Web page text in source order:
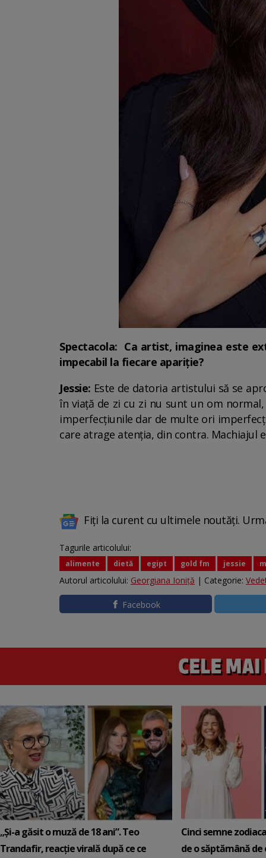
Spectacola: Ca artist, imaginea este
impecabil la fiecare apariție?
Jessie: Este de datoria artistului să se
în viață de zi cu zi nu sunt un om
imperfecțiunile dar de multe ori
care atrage atenția, din contra. Machiajul
Fiți la curent cu ultimele noutăți.
Tagurile articolului:
alimente dietă egipt gold fm jessie
Autorul articolului: Georgiana Ioniţă | Categorie:
Facebook
„Și-a găsit o muză de 18 ani”. Teo
Trandafir, reacție virală după ce ce
Cinci semne
de o săptămână de